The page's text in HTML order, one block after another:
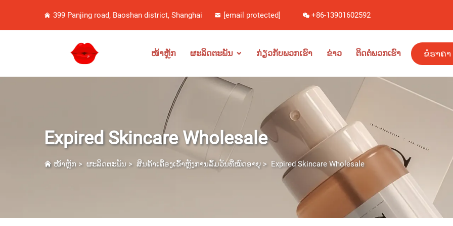
399 Panjing road, Baoshan district, Shanghai [email protected] +86-13901602592
ໜ້າຫຼັກ ຜະລິດຕະພັນ ກ່ຽວກັບພວກເຮົາ ຂ່າວ ຕິດຕໍ່ພວກເຮົາ ຂໍຮາຄາ
Expired Skincare Wholesale
ໜ້າຫຼັກ > ຜະລິດຕະພັນ > ສິນຄ້າເຄື່ອງເຂົ້າຫຼັງການລົ້ມວັນທີ່ໝົດອາຍຸ > Expired Skincare Wholesale